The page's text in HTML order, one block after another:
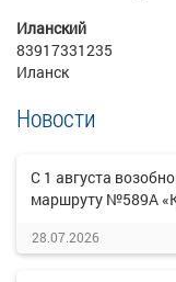
Иланский
83917331235
Иланск
Новости
С 1 августа
маршруту №589А
28.07.2026